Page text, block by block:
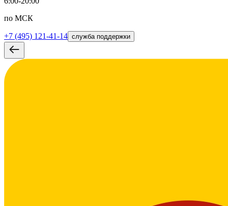
по МСК
+7 (495) 121-41-14 служба поддержки